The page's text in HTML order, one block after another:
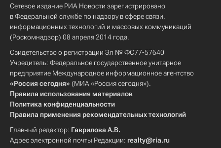
Сетевое издание РИА Новости зарегистрировано
в Федеральной службе по надзору в сфере связи,
информационных технологий и массовых коммуникаций
(Роскомнадзор) 08 апреля 2014 года.
Свидетельство о регистрации Эл № ФС77-57640
Учредитель: Федеральное государственное унитарное
предприятие Международное информационное агентство
«Россия сегодня» (МИА «Россия сегодня»).
Правила использования материалов
Политика конфиденциальности
Правила применения рекомендательных технологий
Главный редактор: Гаврилова А.В.
Адрес электронной почты Редакции: realty@ria.ru